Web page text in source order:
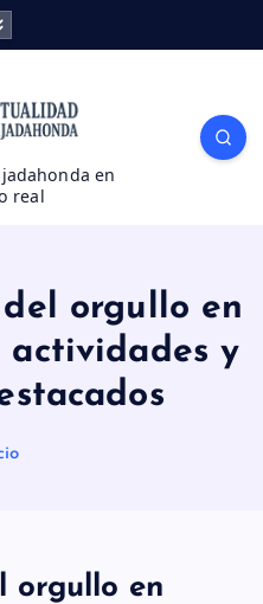
en
real
orgullo en
actividades y
orgullo en